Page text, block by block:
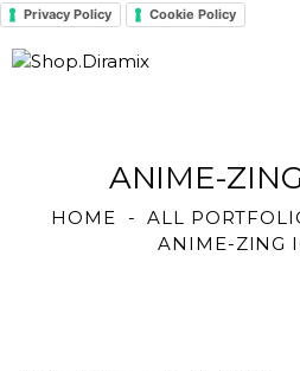
Privacy Policy Cookie Policy
ANIME-
HOME ALL
ANIME-ZING